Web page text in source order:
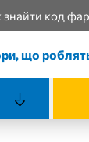
знайти код
що